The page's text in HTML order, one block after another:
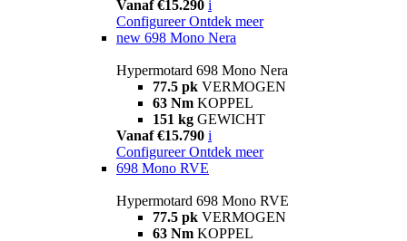
Vanaf €15.290 i
Configureer Ontdek meer
new 698 Mono Nera
Hypermotard 698 Mono Nera
77.5 pk VERMOGEN
63 Nm KOPPEL
151 kg GEWICHT
Vanaf €15.790 i
Configureer Ontdek meer
698 Mono RVE
Hypermotard 698 Mono RVE
77.5 pk VERMOGEN
63 Nm KOPPEL